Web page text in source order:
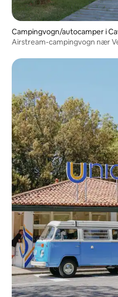
Campingvogn/autocamper i
Airstream-campingvogn nær